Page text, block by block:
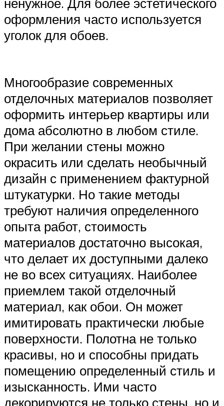
оформления часто используется
уголок для обоев.
Многообразие современных
отделочных материалов позволяет
оформить интерьер квартиры или
дома абсолютно в любом стиле.
При желании стены можно
окрасить или сделать необычный
дизайн с применением фактурной
штукатурки. Но такие методы
требуют наличия определенного
опыта работ, стоимость
материалов достаточно высокая,
что делает их доступными далеко
не во всех ситуациях. Наиболее
приемлем такой отделочный
материал, как обои. Он может
имитировать практически любые
поверхности. Полотна не только
красивы, но и способны придать
помещению определенный стиль и
изысканность. Ими часто
декорируются не только стены, но и